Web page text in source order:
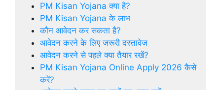
PM Kisan Yojana क्या है?
PM Kisan Yojana के लाभ
कौन आवेदन कर सकता है?
आवेदन करने के लिए जरूरी दस्तावेज
आवेदन करने से पहले क्या तैयार रखें?
PM Kisan Yojana Online Apply 2026 कैसे
करें?